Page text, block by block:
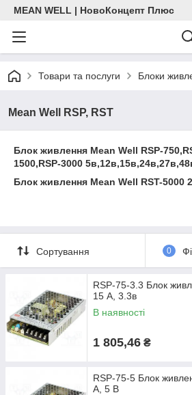
MEAN WELL | НовоКонцепт Плюс
Товари та послуги Блоки
Mean Well RSP, RST
Блок живлення Mean Well RSP-
1500,RSP-3000
Блок живлення Mean Well RST-5000
Сортування 0
RSP-75-3.3 Блок
15 А, 3.3в
В наявності
1 805,46 ₴
RSP-75-5 Блок
А, 5 В